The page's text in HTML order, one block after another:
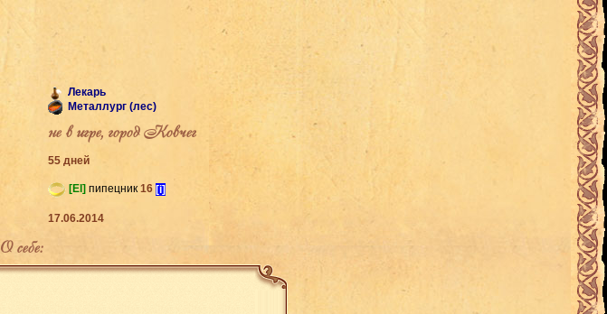
Лекарь
Металлург (лес)
не в игре, город Ковчег
55 дней
[El] пипецник 16 [i]
17.06.2014
О себе: